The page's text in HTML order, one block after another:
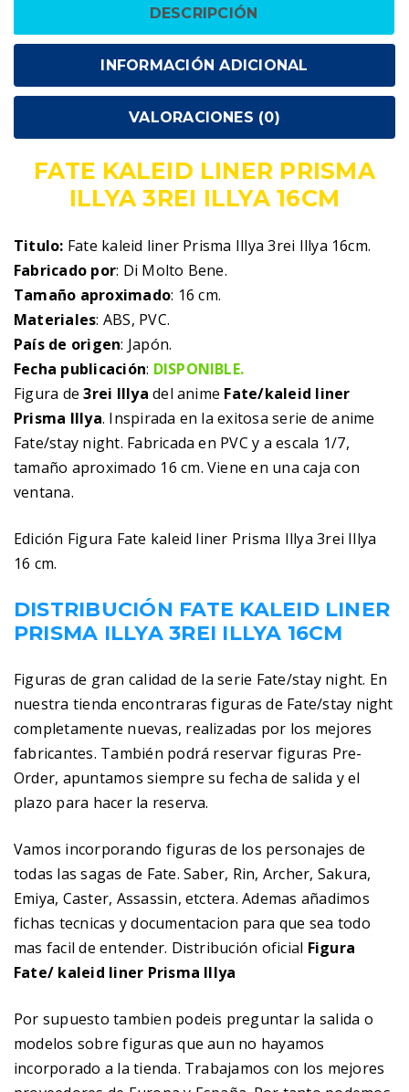
cantidad
DESCRIPCIÓN
INFORMACIÓN ADICIONAL
VALORACIONES (0)
FATE KALEID LINER PRISMA
ILLYA 3REI ILLYA 16CM
Titulo: Fate kaleid liner Prisma Illya 3rei Illya 16cm.
Fabricado por: Di Molto Bene.
Tamaño aproximado: 16 cm.
Materiales: ABS, PVC.
País de origen: Japón.
Fecha publicación: DISPONIBLE.
Figura de3rei Illya del anime Fate/kaleid liner
Prisma Illya. Inspirada en la exitosa serie de anime
Fate/stay night. Fabricada en PVC y a escala 1/7,
tamaño aproximado 16 cm. Viene en una caja con
ventana.
Edición Figura Fate kaleid liner Prisma Illya 3rei Illya
16 cm.
DISTRIBUCIÓN FATE KALEID LINER
PRISMA ILLYA 3REI ILLYA 16CM
Figuras de gran calidad de la serie Fate/stay night. En
nuestra tienda encontraras figuras de Fate/stay night
completamente nuevas, realizadas por los mejores
fabricantes. También podrá reservar figuras Pre-
Order, apuntamos siempre su fecha de salida y el
plazo para hacer la reserva.
Vamos incorporando figuras de los personajes de
todas las sagas de Fate. Saber, Rin, Archer, Sakura,
Emiya, Caster, Assassin, etctera. Ademas añadimos
fichas tecnicas y documentacion para que sea todo
mas facil de entender. Distribución oficial Figura
Fate/ kaleid liner Prisma Illya
Por supuesto tambien podeis preguntar la salida o
modelos sobre figuras que aun no hayamos
incorporado a la tienda. Trabajamos con los mejores